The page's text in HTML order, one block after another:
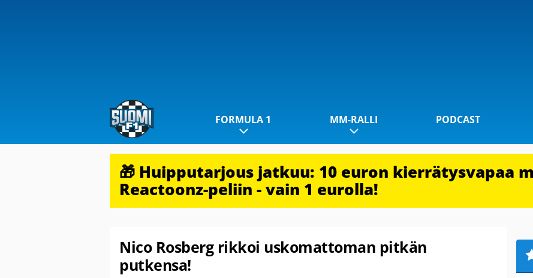
FORMULA 1 MM-RALLI PODCAST
🎁 Huipputarjous jatkuu: 10 euron kierrätysvapaa
Reactoonz-peliin - vain 1 eurolla!
Nico Rosberg rikkoi uskomattoman pitkän
putkensa!